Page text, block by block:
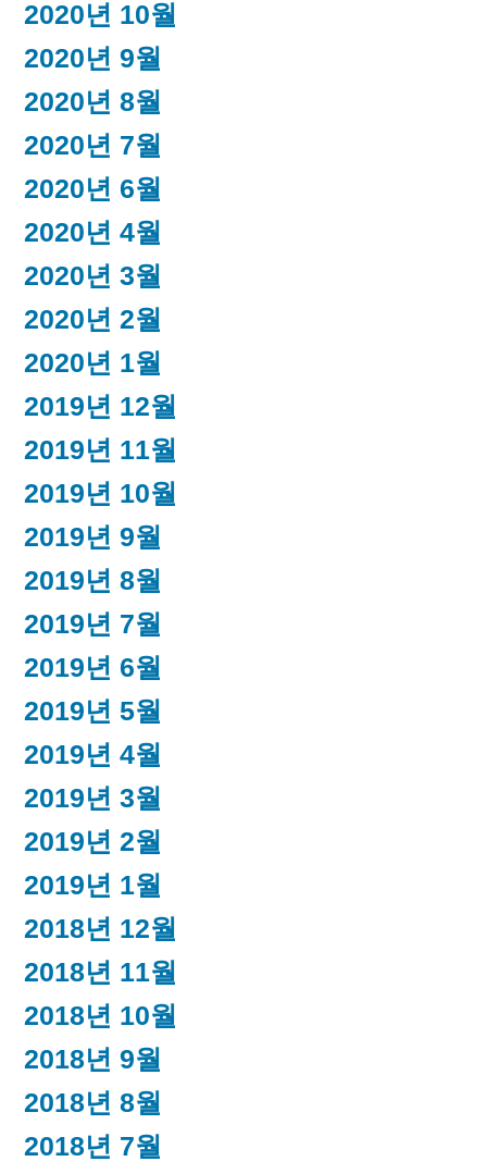
2020년 10월
2020년 9월
2020년 8월
2020년 7월
2020년 6월
2020년 4월
2020년 3월
2020년 2월
2020년 1월
2019년 12월
2019년 11월
2019년 10월
2019년 9월
2019년 8월
2019년 7월
2019년 6월
2019년 5월
2019년 4월
2019년 3월
2019년 2월
2019년 1월
2018년 12월
2018년 11월
2018년 10월
2018년 9월
2018년 8월
2018년 7월